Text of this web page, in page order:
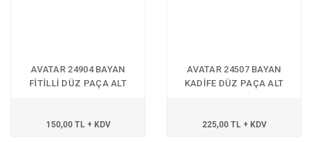
AVATAR 24904 BAYAN
FİTİLLİ DÜZ PAÇA ALT
150,00 TL + KDV
AVATAR 24507 BAYAN
KADİFE DÜZ PAÇA ALT
225,00 TL + KDV